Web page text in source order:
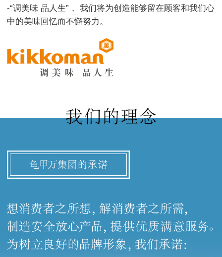
-“调美味 品人生”，
我们将为创造能够留在顾客和我们心
中的美味回忆而不懈努力。